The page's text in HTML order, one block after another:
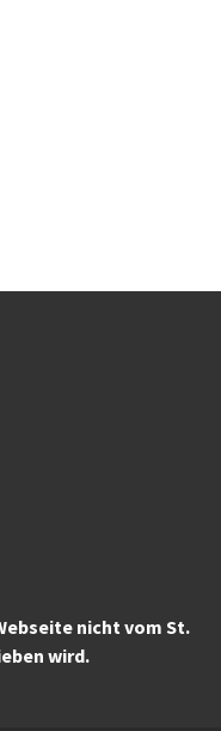
nicht vom St.
wird.